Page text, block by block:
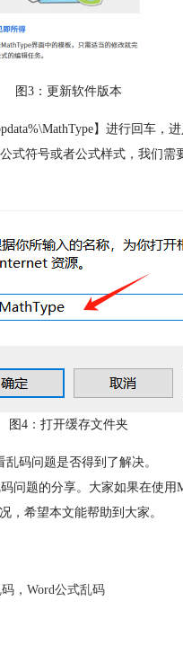
图3：更新软件版本
】进行回车，
符号或者公式样式，我们需
图4：打开缓存文件夹
码问题是否得到了解决。
问题的分享。大家如果在使
，希望本文能帮助到大家。
码 ， Word公式乱码